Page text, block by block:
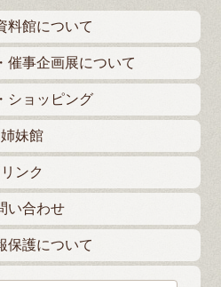
料館について
催事企画展について
ショッピング
姉妹館
リンク
い合わせ
保護について